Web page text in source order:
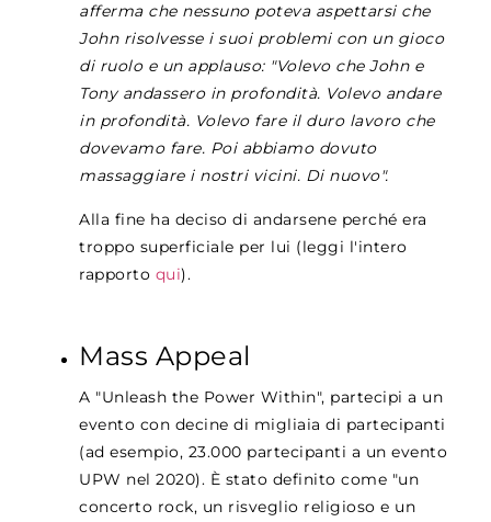
afferma che nessuno poteva aspettarsi che
John risolvesse i suoi problemi con un gioco
di ruolo e un applauso: "Volevo che John e
Tony andassero in profondità. Volevo andare
in profondità. Volevo fare il duro lavoro che
dovevamo fare. Poi abbiamo dovuto
massaggiare i nostri vicini. Di nuovo".
Alla fine ha deciso di andarsene perché era
troppo superficiale per lui (leggi l'intero
rapporto qui).
Mass Appeal
A "Unleash the Power Within", partecipi a un
evento con decine di migliaia di partecipanti
(ad esempio, 23.000 partecipanti a un evento
UPW nel 2020). È stato definito come "un
concerto rock, un risveglio religioso e un